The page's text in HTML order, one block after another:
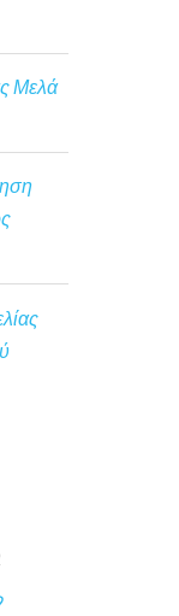
Μελά